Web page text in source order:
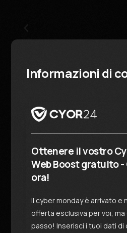
Informazioni di
Ottenere il vostro
Web Boost gratuito
ora!
Il cyber monday è arrivato e
offerta esclusiva per voi,
passo! Inserisci i tuoi dati di